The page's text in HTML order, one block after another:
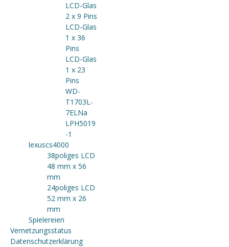
LCD-Glas
2 x 9 Pins
LCD-Glas
1 x 36
Pins
LCD-Glas
1 x 23
Pins
WD-
T1703L-
7ELNa
LPH5019
-1
lexuscs4000
38poliges LCD
48 mm x 56
mm
24poliges LCD
52 mm x 26
mm
Spielereien
Vernetzungsstatus
Datenschutzerklärung